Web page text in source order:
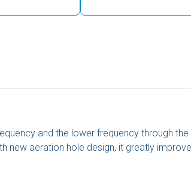
and the lower frequency through
aeration hole design, it greatly